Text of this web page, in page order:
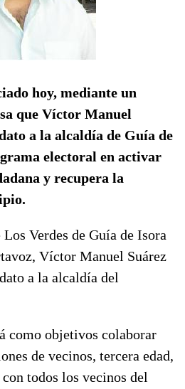
hoy, mediante un
que Víctor Manuel
a la alcaldía de Guía de
electoral en activar
y recupera la
Verdes de Guía de Isora
Víctor Manuel Suárez
a la alcaldía del
como objetivos colaborar
de vecinos, tercera edad,
todos los vecinos del